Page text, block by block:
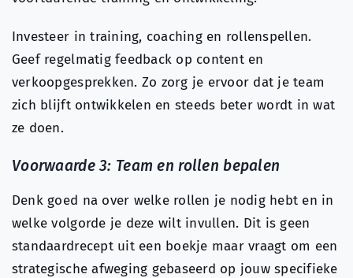
Investeer in training, coaching en rollenspellen.
Geef regelmatig feedback op content en
verkoopgesprekken. Zo zorg je ervoor dat je team
zich blijft ontwikkelen en steeds beter wordt in wat
ze doen.
Voorwaarde 3: Team en rollen bepalen
Denk goed na over welke rollen je nodig hebt en in
welke volgorde je deze wilt invullen. Dit is geen
standaardrecept uit een boekje maar vraagt om een
strategische afweging gebaseerd op jouw specifieke